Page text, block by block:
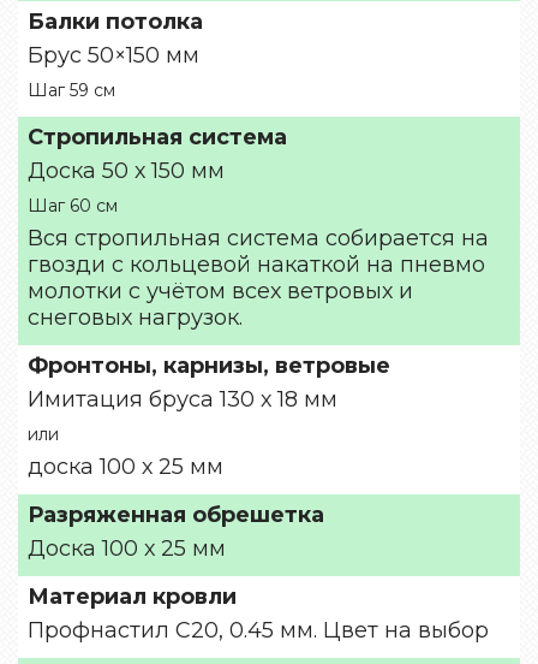
Балки потолка
Брус 50×150 мм
Шаг 59 см
Стропильная система
Доска 50 х 150 мм
Шаг 60 см
Вся стропильная система собирается на
гвозди с кольцевой накаткой на пневмо
молотки с учётом всех ветровых и
снеговых нагрузок.
Фронтоны, карнизы, ветровые
Имитация бруса 130 х 18 мм
или
доска 100 х 25 мм
Разряженная обрешетка
Доска 100 х 25 мм
Материал кровли
Профнастил С20, 0.45 мм. Цвет на выбор